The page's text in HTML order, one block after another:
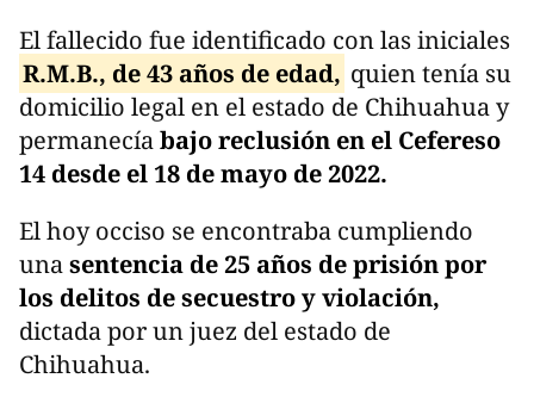
El fallecido fue identificado con las iniciales
R.M.B., de 43 años de edad, quien tenía su
domicilio legal en el estado de Chihuahua y
permanecíabajo reclusión en el Cefereso
14 desde el 18 de mayo de 2022.
El hoy occiso se encontraba cumpliendo
unasentencia de 25 años de prisión por
los delitos de secuestro y violación,
dictada por un juez del estado de
Chihuahua.